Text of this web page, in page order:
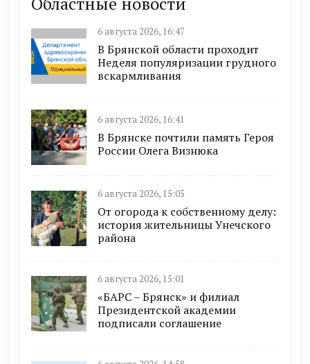
6 августа 2026, 16:47
В Брянской области проходит
Неделя популяризации грудного
вскармливания
6 августа 2026, 16:41
В Брянске почтили память Героя
России Олега Визнюка
6 августа 2026, 15:05
От огорода к собственному делу:
история жительницы Унечского
района
6 августа 2026, 15:01
«БАРС – Брянск» и филиал
Президентской академии
подписали соглашение